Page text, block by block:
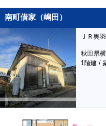
南町借家（嶋田）
ＪＲ奥
秋田県
1階建 /